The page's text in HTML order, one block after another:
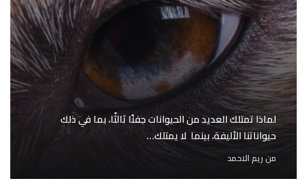
لماذا تمتلك العديد من الحيوانات جفنًا ثالثًا، بما في ذلك
حيواناتنا الأليفة، بينما لا يمتلك…
من ريم الاحمد